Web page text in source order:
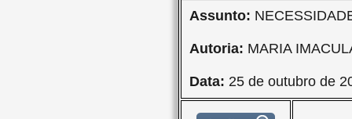
Assunto:
Autoria: MARIA
Data: 25 de outubro de